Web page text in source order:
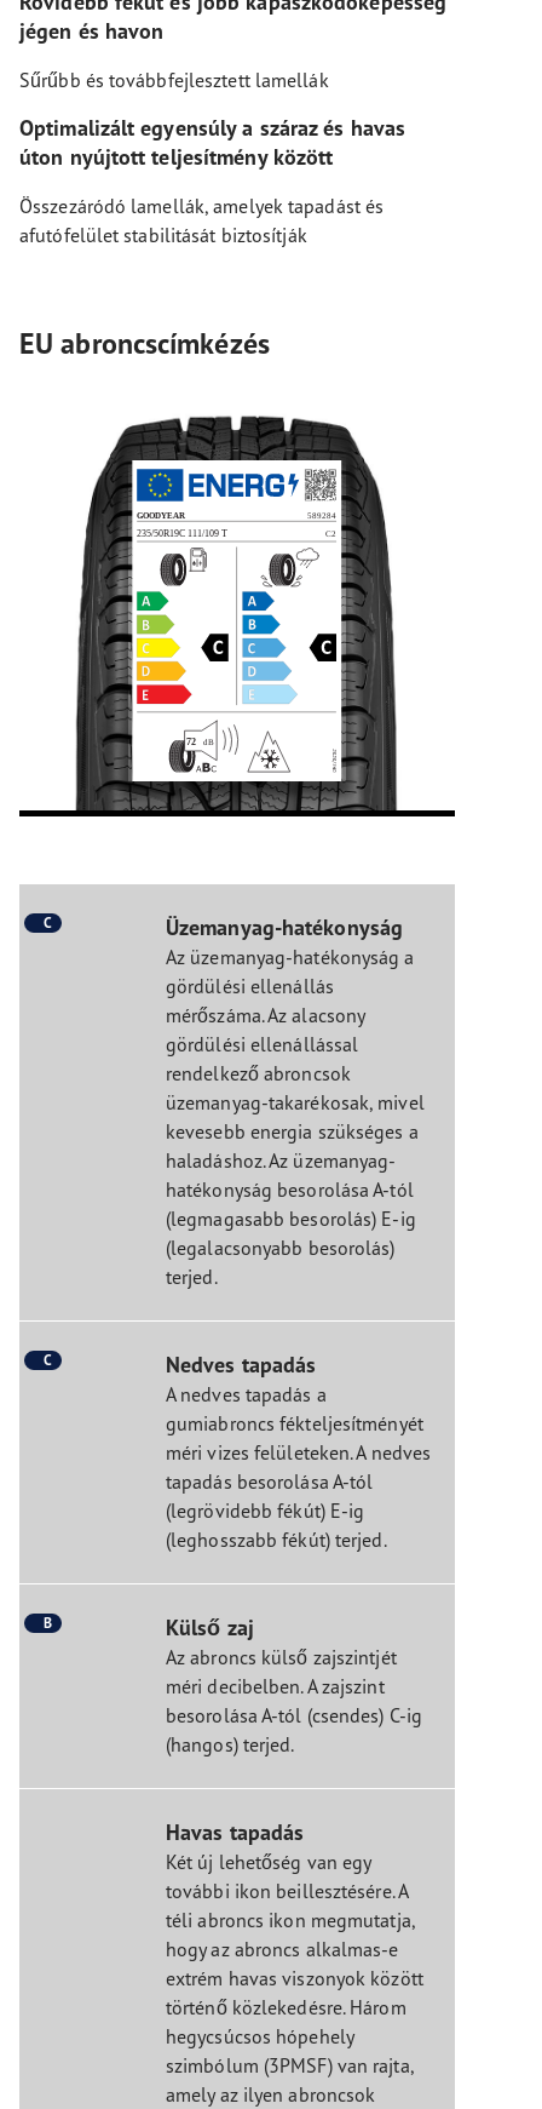
jégen és havon
Sűrűbb és továbbfejlesztett lamellák
Optimalizált egyensúly a száraz és havas
úton nyújtott teljesítmény között
Összezáródó lamellák, amelyek tapadást és
afutófelület stabilitását biztosítják
EU abroncscímkézés
C Üzemanyag-hatékonyság
Az üzemanyag-hatékonyság a
gördülési ellenállás
mérőszáma. Az alacsony
gördülési ellenállással
rendelkező abroncsok
üzemanyag-takarékosak, mivel
kevesebb energia szükséges a
haladáshoz. Az üzemanyag-
hatékonyság besorolása A-tól
(legmagasabb besorolás) E-ig
(legalacsonyabb besorolás)
terjed.
C Nedves tapadás
A nedves tapadás a
gumiabroncs fékteljesítményét
méri vizes felületeken. A nedves
tapadás besorolása A-tól
(legrövidebb fékút) E-ig
(leghosszabb fékút) terjed.
B Külső zaj
Az abroncs külső zajszintjét
méri decibelben. A zajszint
besorolása A-tól (csendes) C-ig
(hangos) terjed.
Havas tapadás
Két új lehetőség van egy
további ikon beillesztésére. A
téli abroncs ikon megmutatja,
hogy az abroncs alkalmas-e
extrém havas viszonyok között
történő közlekedésre. Három
hegycsúcsos hópehely
szimbólum (3PMSF) van rajta,
amely az ilyen abroncsok